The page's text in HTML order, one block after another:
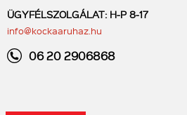
ÜGYFÉLSZOLGÁLAT: H-P 8-17
info@kockaaruhaz.hu
06 20 2906868